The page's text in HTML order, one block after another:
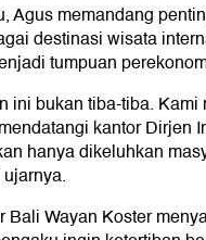
Agus memandang
destinasi wisata
tumpuan
ini bukan tiba-tiba.
kantor Dirjen
hanya dikeluhkan
Bali Wayan Koster